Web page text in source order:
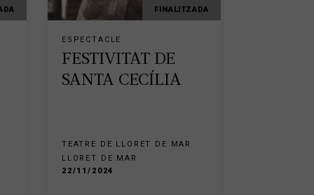
FINALITZADA
ESPECTACLE
FESTIVITAT DE
SANTA CECÍLIA
TEATRE DE LLORET DE MAR
LLORET DE MAR
22/11/2024